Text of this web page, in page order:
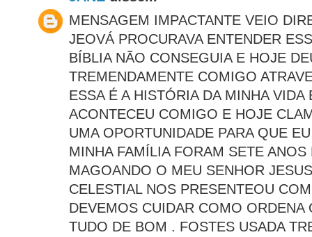
MENSAGEM IMPACTANTE VEIO
JEOVÁ PROCURAVA ENTENDER
BÍBLIA NÃO CONSEGUIA E HOJE
TREMENDAMENTE COMIGO
ESSA É A HISTÓRIA DA MINHA VIDA
ACONTECEU COMIGO E HOJE
UMA OPORTUNIDADE PARA QUE
MINHA FAMÍLIA FORAM SETE ANOS
MAGOANDO O MEU SENHOR
CELESTIAL NOS PRESENTEOU
DEVEMOS CUIDAR COMO ORDENA
TUDO DE BOM . FOSTES USADA